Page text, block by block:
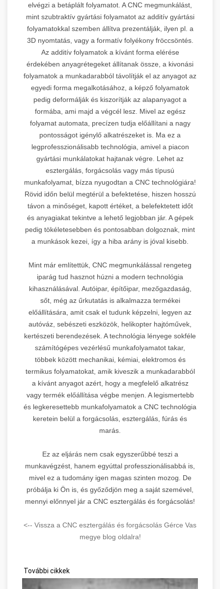
elvégzi a betáplált folyamatot. A CNC megmunkálást,
mint szubtraktív gyártási folyamatot az additív gyártási
folyamatokkal szemben állítva prezentálják, ilyen pl. a
3D nyomtatás, vagy a formatív folyékony fröccsöntés.
Az additív folyamatok a kívánt forma elérése
érdekében anyagrétegeket állítanak össze, a kivonási
folyamatok a munkadarabból távolítják el az anyagot az
egyedi forma megalkotásához, a képző folyamatok
pedig deformálják és kiszorítják az alapanyagot a
formába, ami majd a végcél lesz. Mivel az egész
folyamat automata, precízen tudja előállítani a nagy
pontosságot igénylő alkatrészeket is. Ma ez a
legprofesszionálisabb technológia, amivel a piacon
gyártási munkálatokat hajtanak végre. Lehet az
esztergálás, forgácsolás vagy más típusú
munkafolyamat, bízza nyugodtan a CNC technológiára!
Rövid időn belül megtérül a befektetése, hiszen hosszú
távon a minőséget, kapott értéket, a belefektetett időt
és anyagiakat tekintve a lehető legjobban jár. A gépek
pedig tökéletesebben és pontosabban dolgoznak, mint
a munkások kezei, így a hiba arány is jóval kisebb.
Mint már említettük, CNC megmunkálással rengeteg
iparág tud hasznot húzni a modern technológia
kihasználásával. Autóipar, építőipar, mezőgazdaság,
sőt, még az űrkutatás is alkalmazza termékei
előállítására, amit csak el tudunk képzelni, legyen az
autóváz, sebészeti eszközök, helikopter hajtóművek,
kertészeti berendezések. A technológia lényege sokféle
számítógépes vezérlésű munkafolyamatot takar,
többek között mechanikai, kémiai, elektromos és
termikus folyamatokat, amik kiveszik a munkadarabból
a kívánt anyagot azért, hogy a megfelelő alkatrész
vagy termék előállítása végbe menjen. A legismertebb
és legkeresettebb munkafolyamatok a CNC technológia
keretein belül a forgácsolás, esztergálás, fúrás és
marás.
Ez az eljárás nem csak egyszerűbbé teszi a
munkavégzést, hanem egyúttal professzionálisabbá is,
mivel ez a tudomány igen magas szinten mozog. De
próbálja ki Ön is, és győződjön meg a saját szemével,
mennyi előnnyel jár a CNC esztergálás és forgácsolás!
<-- Vissza a CNC esztergálás és forgácsolás Gérce Vas
megye blog oldalra!
További cikkek